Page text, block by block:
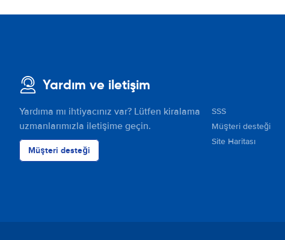
Yardım ve iletişim
Yardıma mı ihtiyacınız var? Lütfen kiralama
uzmanlarımızla iletişime geçin.
Müşteri desteği
SSS
Müşteri desteği
Site Haritası